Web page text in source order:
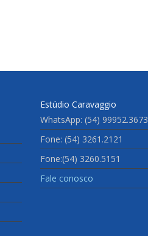
Estúdio Caravaggio
WhatsApp: (54) 99952.3673
Fone: (54) 3261.2121
Fone:(54) 3260.5151
Fale conosco